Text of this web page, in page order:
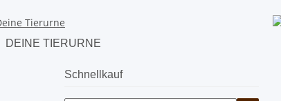
DEINE TIERURNE
Schnellkauf